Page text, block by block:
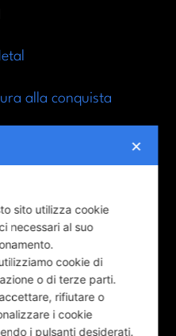
alla conquista
del rifugiato
✕
sito utilizza cookie
necessari al suo
cookie di
o di terze parti.
rifiutare o
i cookie
i pulsanti desiderati.